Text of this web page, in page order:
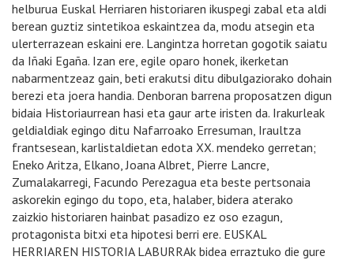
helburua Euskal Herriaren historiaren ikuspegi zabal eta aldi
berean guztiz sintetikoa eskaintzea da, modu atsegin eta
ulerterrazean eskaini ere. Langintza horretan gogotik saiatu
da Iñaki Egaña. Izan ere, egile oparo honek, ikerketan
nabarmentzeaz gain, beti erakutsi ditu dibulgaziorako dohain
berezi eta joera handia. Denboran barrena proposatzen digun
bidaia Historiaurrean hasi eta gaur arte iristen da. Irakurleak
geldialdiak egingo ditu Nafarroako Erresuman, Iraultza
frantsesean, karlistaldietan edota XX. mendeko gerretan;
Eneko Aritza, Elkano, Joana Albret, Pierre Lancre,
Zumalakarregi, Facundo Perezagua eta beste pertsonaia
askorekin egingo du topo, eta, halaber, bidera aterako
zaizkio historiaren hainbat pasadizo ez oso ezagun,
protagonista bitxi eta hipotesi berri ere. EUSKAL
HERRIAREN HISTORIA LABURRAk bidea erraztuko die gure